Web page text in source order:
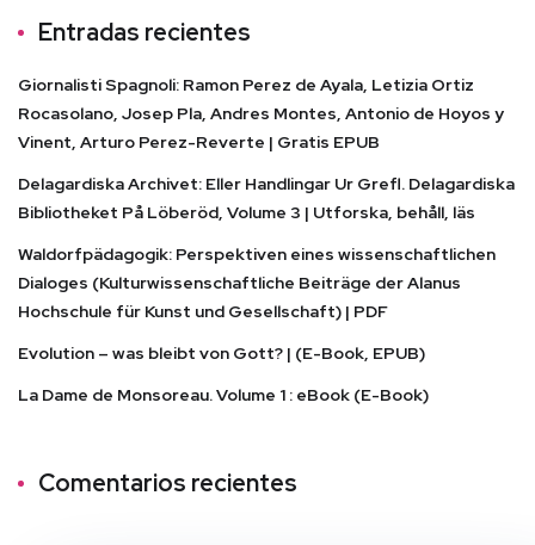
Entradas recientes
Giornalisti Spagnoli: Ramon Perez de Ayala, Letizia Ortiz
Rocasolano, Josep Pla, Andres Montes, Antonio de Hoyos y
Vinent, Arturo Perez-Reverte | Gratis EPUB
Delagardiska Archivet: Eller Handlingar Ur Grefl. Delagardiska
Bibliotheket På Löberöd, Volume 3 | Utforska, behåll, läs
Waldorfpädagogik: Perspektiven eines wissenschaftlichen
Dialoges (Kulturwissenschaftliche Beiträge der Alanus
Hochschule für Kunst und Gesellschaft) | PDF
Evolution – was bleibt von Gott? | (E-Book, EPUB)
La Dame de Monsoreau. Volume 1 : eBook (E-Book)
Comentarios recientes